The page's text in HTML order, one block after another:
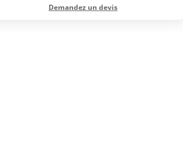
Demandez un devis